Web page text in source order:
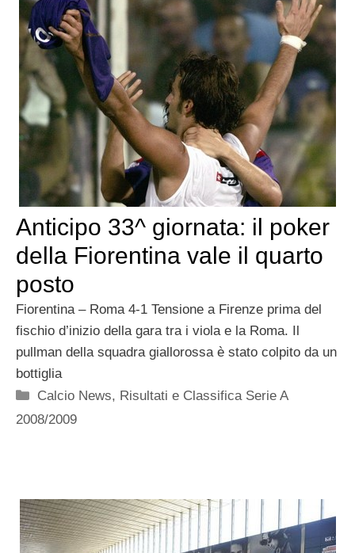
Anticipo 33^ giornata: il poker
della Fiorentina vale il quarto
posto
Fiorentina – Roma 4-1 Tensione a Firenze prima del
fischio d’inizio della gara tra i viola e la Roma. Il
pullman della squadra giallorossa è stato colpito da un
bottiglia
Categorie
Calcio News, Risultati e Classifica Serie A
2008/2009